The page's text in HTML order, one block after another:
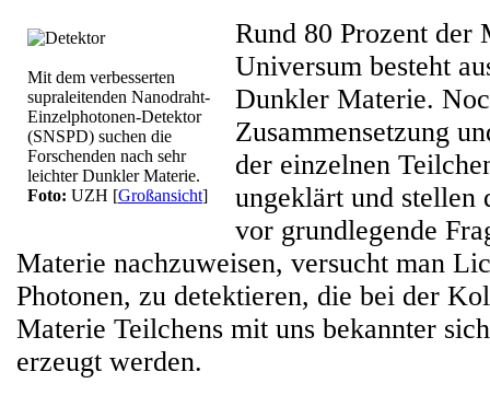
Mit dem verbesserten
supraleitenden Nanodraht-
Einzelphotonen-Detektor
(SNSPD) suchen die
Forschenden nach sehr
leichter Dunkler Materie.
Foto: UZH [Großansicht]
Rund 80 Prozent der
Universum besteht
Dunkler Materie.
Zusammensetzung
der einzelnen
ungeklärt und stellen
vor grundlegende
Materie nachzuweisen, versucht man
Photonen, zu detektieren, die bei der
Materie Teilchens mit uns bekannter
erzeugt werden.